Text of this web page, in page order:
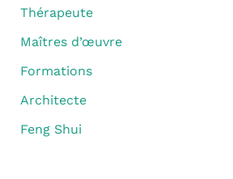
Thérapeute
Maîtres d’œuvre
Formations
Architecte
Feng Shui